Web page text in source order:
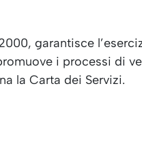
garantisce
i processi di
la Carta dei Servizi.